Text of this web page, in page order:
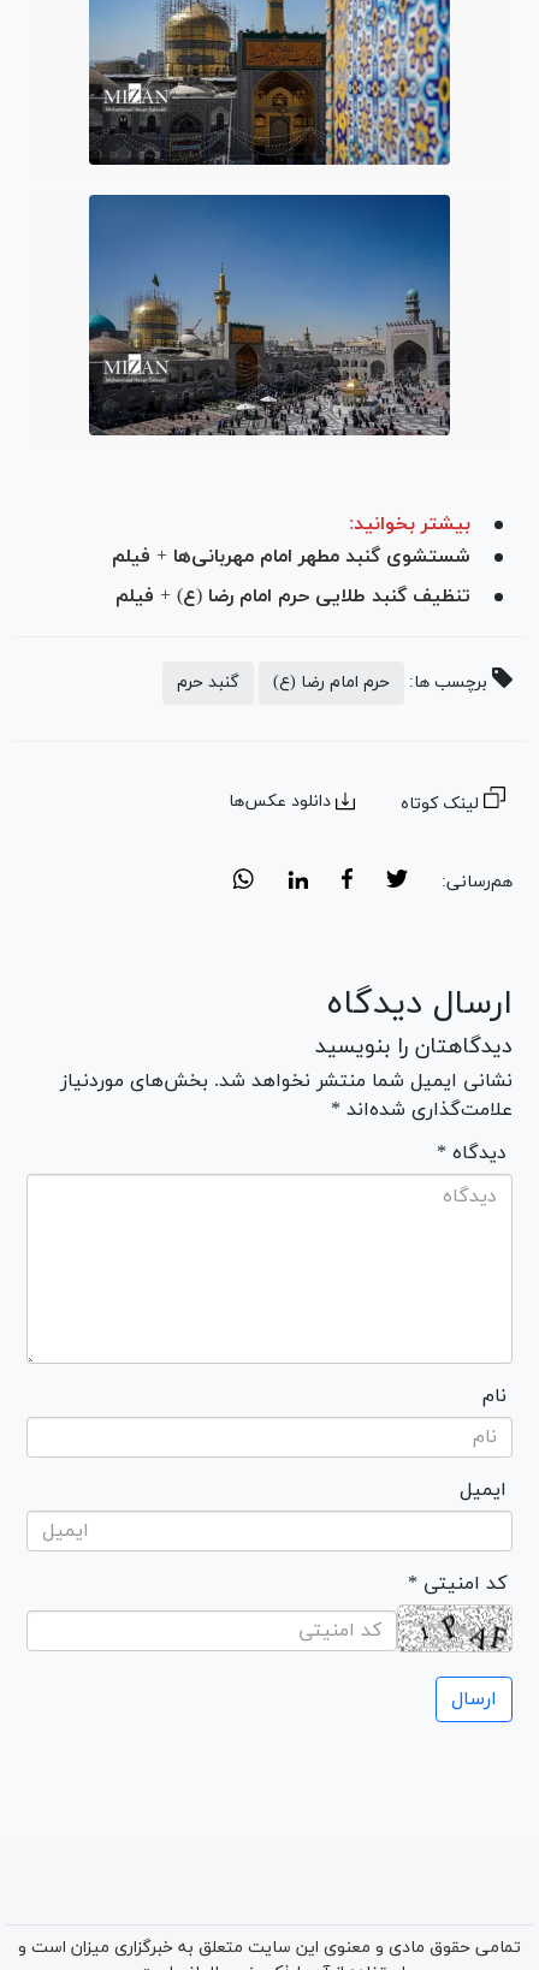
بیشتر بخوانید:
شستشوی گنبد مطهر امام مهربانی‌ها + فیلم
تنظیف گنبد طلایی حرم امام رضا (ع) + فیلم
برچسب ها: حرم امام رضا (ع) گنبد حرم
لینک کوتاه دانلود عکس‌ها
هم‌رسانی:
ارسال دیدگاه
دیدگاهتان را بنویسید
نشانی ایمیل شما منتشر نخواهد شد. بخش‌های موردنیاز
علامت‌گذاری شده‌اند *
* دیدگاه
نام
ایمیل
* کد امنیتی
تمامی حقوق مادی و معنوی این سایت متعلق به خبرگزاری میزان است و